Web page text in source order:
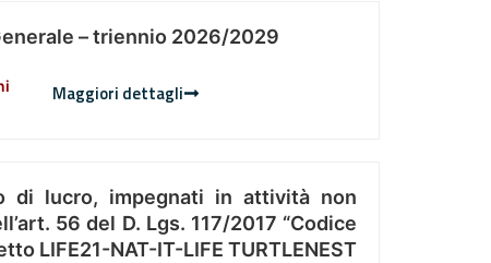
– triennio 2026/2029
Maggiori dettagli
di lucro, impegnati in attività non
56 del D. Lgs. 117/2017 “Codice
LIFE21-NAT-IT-LIFE TURTLENEST